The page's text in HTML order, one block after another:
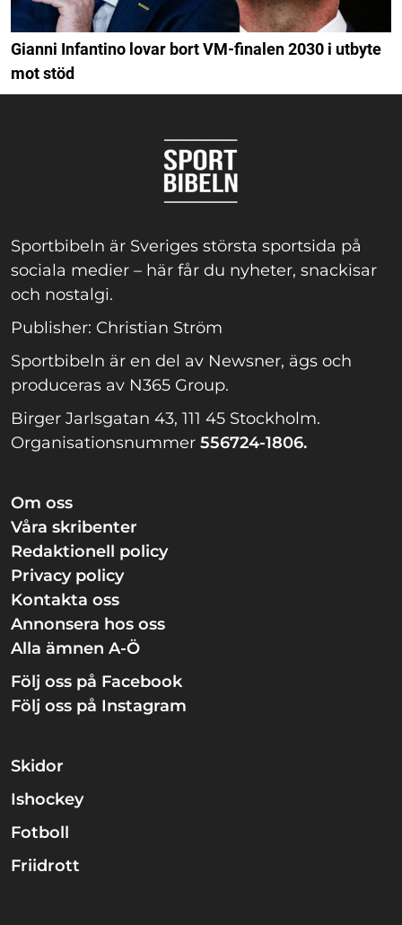
Gianni Infantino lovar bort VM-finalen 2030 i utbyte
mot stöd
Sportbibeln är Sveriges största sportsida på
sociala medier – här får du nyheter, snackisar
och nostalgi.
Publisher: Christian Ström
Sportbibeln är en del av Newsner, ägs och
produceras av N365 Group.
Birger Jarlsgatan 43, 111 45 Stockholm.
Organisationsnummer 556724-1806.
Om oss
Våra skribenter
Redaktionell policy
Privacy policy
Kontakta oss
Annonsera hos oss
Alla ämnen A-Ö
Följ oss på Facebook
Följ oss på Instagram
Skidor
Ishockey
Fotboll
Friidrott